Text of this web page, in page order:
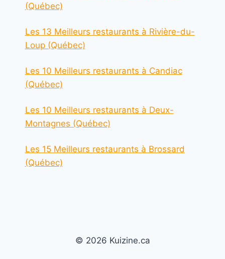
(Québec)
Les 13 Meilleurs restaurants à Rivière-du-
Loup (Québec)
Les 10 Meilleurs restaurants à Candiac
(Québec)
Les 10 Meilleurs restaurants à Deux-
Montagnes (Québec)
Les 15 Meilleurs restaurants à Brossard
(Québec)
© 2026 Kuizine.ca